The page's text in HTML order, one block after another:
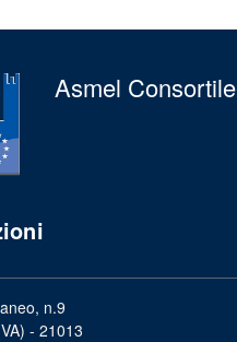
Asmel Consortile
n.9
- 21013